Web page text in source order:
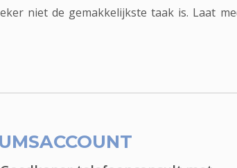
niet de gemakkelijkste taak is. Laat